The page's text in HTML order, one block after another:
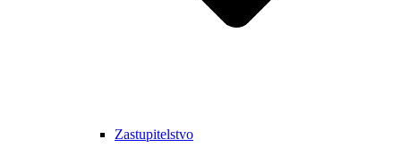
Zastupitelstvo